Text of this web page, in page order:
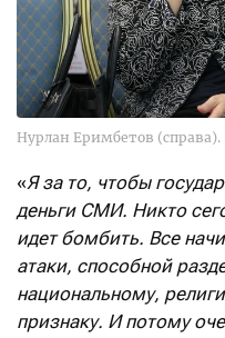
Нурлан Еримбетов (справа).
«Я за то, чтобы
деньги СМИ. Никто
идет бомбить. Все
атаки, способной
национальному,
признаку. И потому